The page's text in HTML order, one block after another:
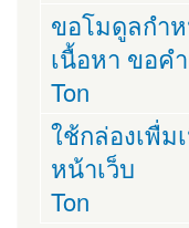
ขอโมดูลกำ
เนื้อหา ขอค
Ton
ใช้กล่องเพื่ม
หน้าเว็บ
Ton